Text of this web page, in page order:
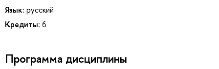
Язык: русский
Кредиты: 6
Программа дисциплины